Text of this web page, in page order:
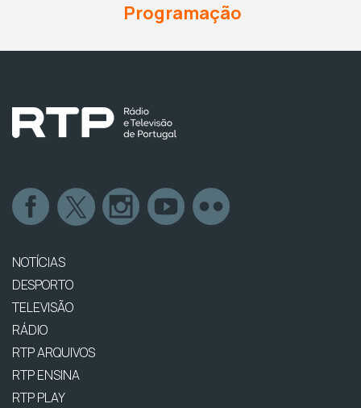
Programação
NOTÍCIAS
DESPORTO
TELEVISÃO
RÁDIO
RTP ARQUIVOS
RTP ENSINA
RTP PLAY